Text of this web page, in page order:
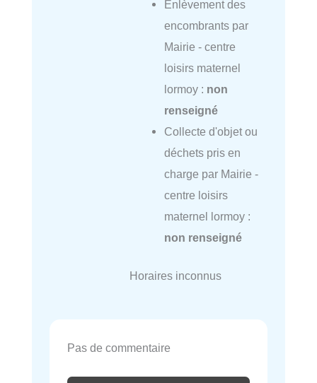
Enlèvement des
encombrants par
Mairie - centre
loisirs maternel
lormoy : non
renseigné
Collecte d'objet ou
déchets pris en
charge par Mairie -
centre loisirs
maternel lormoy :
non renseigné
Horaires inconnus
Pas de commentaire